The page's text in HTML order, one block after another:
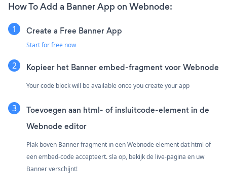
How To Add a Banner App on Webnode:
Create a Free Banner App
Start for free now
Kopieer het Banner embed-fragment voor Webnode
Your code block will be available once you create your app
Toevoegen aan html- of insluitcode-element in de
Webnode editor
Plak boven Banner fragment in een Webnode element dat html of
een embed-code accepteert. sla op, bekijk de live-pagina en uw
Banner verschijnt!